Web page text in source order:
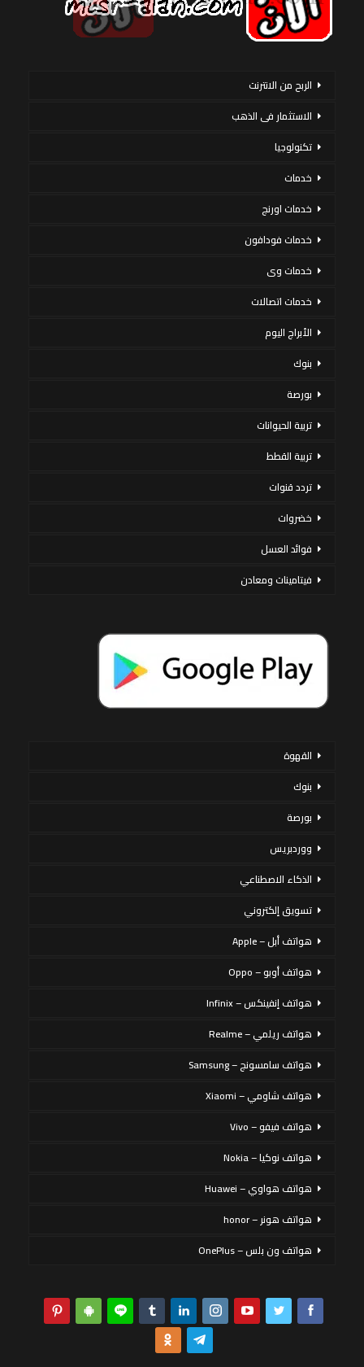
الربح من الانترنت
الاستثمار فى الذهب
تكنولوجيا
خدمات
خدمات اورنج
خدمات فودافون
خدمات وى
خدمات اتصالات
الأبراج اليوم
بنوك
بورصة
تربية الحيوانات
تربية القطط
تردد قنوات
خضروات
فوائد العسل
فيتامينات ومعادن
القهوة
بنوك
بورصة
ووردبريس
الذكاء الاصطناعي
تسويق إلكتروني
هواتف أبل – Apple
هواتف أوبو – Oppo
هواتف إنفينكس – Infinix
هواتف ريلمي – Realme
هواتف سامسونج – Samsung
هواتف شاومي – Xiaomi
هواتف فيفو – Vivo
هواتف نوكيا – Nokia
هواتف هواوي – Huawei
هواتف هونر – honor
هواتف ون بلس – OnePlus